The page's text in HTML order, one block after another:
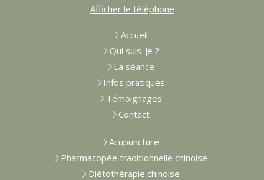
Afficher le téléphone
Accueil
Qui suis-je ?
La séance
Infos pratiques
Témoignages
Contact
Acupuncture
Pharmacopée traditionnelle chinoise
Diétothérapie chinoise